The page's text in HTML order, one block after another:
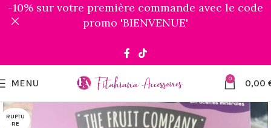
MENU 0 0,00
RUPTU
RE
-10% sur votre première commande avec le code
promo 'BIENVENUE'